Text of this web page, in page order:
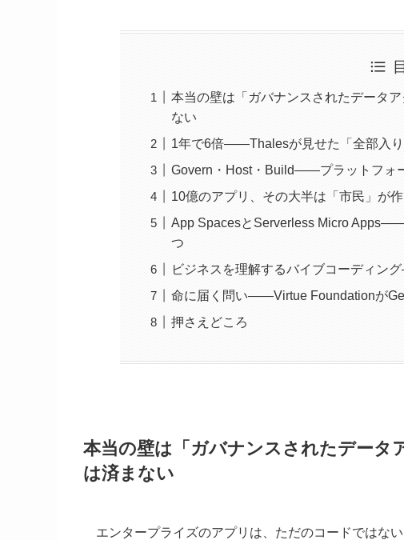
本当の壁は「ガバナンスされたデータ
ない
1年で6倍——Thalesが見せた「全部入り
Govern・Host・Build——プラットフォ
10億のアプリ、その大半は「市民」が
App SpacesとServerless Micro
つ
ビジネスを理解するバイブコーディン
命に届く問い——Virtue Foundationが
押さえどころ
本当の壁は「ガバナンスされたデー
は済まない
エンタープライズのアプリは、ただのコードではな